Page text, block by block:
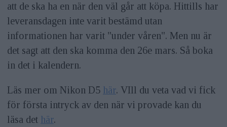
att de ska ha en när den väl går att köpa. Hittills har
leveransdagen inte varit bestämd utan
informationen har varit "under våren". Men nu är
det sagt att den ska komma den 26e mars. Så boka
in det i kalendern.
Läs mer om Nikon D5 här. VIll du veta vad vi fick
för första intryck av den när vi provade kan du
läsa det här.